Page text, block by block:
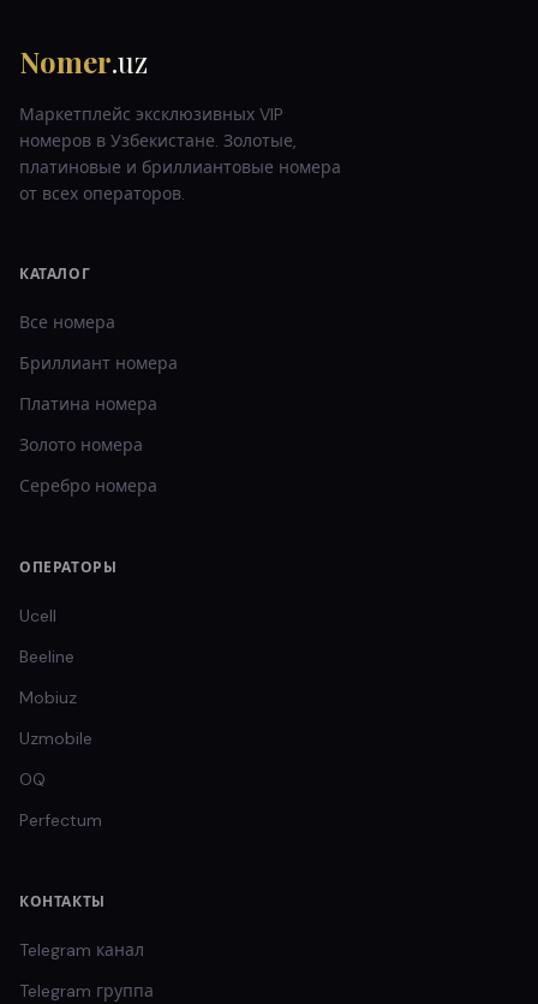
Nomer.uz
Маркетплейс эксклюзивных VIP
номеров в Узбекистане. Золотые,
платиновые и бриллиантовые номера
от всех операторов.
КАТАЛОГ
Все номера
Бриллиант номера
Платина номера
Золото номера
Серебро номера
ОПЕРАТОРЫ
Ucell
Beeline
Mobiuz
Uzmobile
OQ
Perfectum
КОНТАКТЫ
Telegram канал
Telegram группа